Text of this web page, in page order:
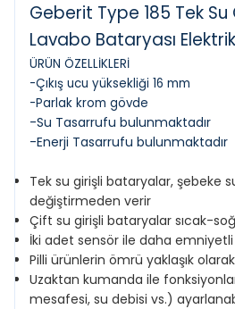
Geberit Type 185 Tek
Lavabo Bataryası
ÜRÜN ÖZELLİKLERİ
-Çıkış ucu yüksekliği 16 mm
-Parlak krom gövde
-Su Tasarrufu bulunmaktadır
-Enerji Tasarrufu bulunmaktadır
Tek su girişli bataryalar, şebeke
değiştirmeden verir
Çift su girişli bataryalar sıcak-
İki adet sensör ile daha emniyetli
Pilli ürünlerin ömrü yaklaşık
Uzaktan kumanda ile fonksiyonlar
mesafesi, su debisi vs.)